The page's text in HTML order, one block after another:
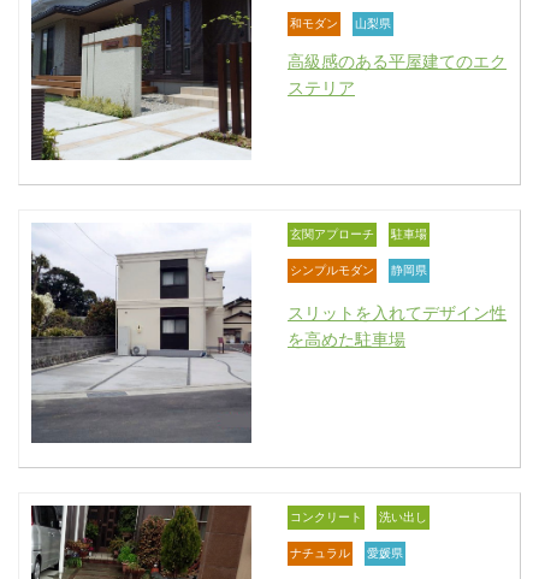
和モダン 山梨県
高級感のある平屋建てのエク
ステリア
玄関アプローチ 駐車場
シンプルモダン 静岡県
スリットを入れてデザイン性
を高めた駐車場
コンクリート 洗い出し
ナチュラル 愛媛県